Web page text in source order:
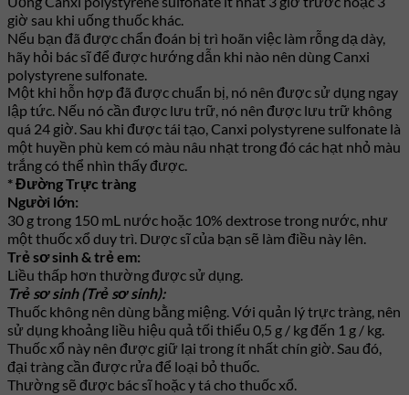
giờ sau khi uống thuốc khác.
Nếu bạn đã được chẩn đoán bị trì hoãn việc làm rỗng dạ dày,
hãy hỏi bác sĩ để được hướng dẫn khi nào nên dùng Canxi
polystyrene sulfonate.
Một khi hỗn hợp đã được chuẩn bị, nó nên được sử dụng ngay
lập tức. Nếu nó cần được lưu trữ, nó nên được lưu trữ không
quá 24 giờ. Sau khi được tái tạo, Canxi polystyrene sulfonate là
một huyền phù kem có màu nâu nhạt trong đó các hạt nhỏ màu
trắng có thể nhìn thấy được.
* Đường Trực tràng
Người lớn:
30 g trong 150 mL nước hoặc 10% dextrose trong nước, như
một thuốc xổ duy trì. Dược sĩ của bạn sẽ làm điều này lên.
Trẻ sơ sinh & trẻ em:
Liều thấp hơn thường được sử dụng.
Trẻ sơ sinh (Trẻ sơ sinh):
Thuốc không nên dùng bằng miệng. Với quản lý trực tràng, nên
sử dụng khoảng liều hiệu quả tối thiểu 0,5 g / kg đến 1 g / kg.
Thuốc xổ này nên được giữ lại trong ít nhất chín giờ. Sau đó,
đại tràng cần được rửa để loại bỏ thuốc.
Thường sẽ được bác sĩ hoặc y tá cho thuốc xổ.